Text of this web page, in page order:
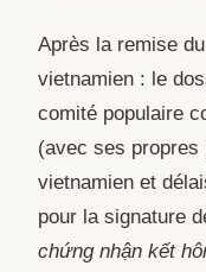
Après la remise
vietnamien : le
comité populaire
(avec ses
vietnamien et
pour la signature
chứng nhận kết